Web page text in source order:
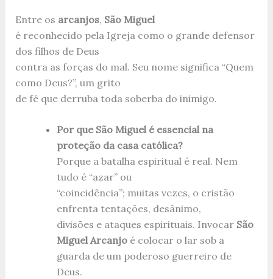
Entre os arcanjos, São Miguel
é reconhecido pela Igreja como o grande defensor
dos filhos de Deus
contra as forças do mal. Seu nome significa “Quem
como Deus?”, um grito
de fé que derruba toda soberba do inimigo.
Por que São Miguel é essencial na
proteção da casa católica?
Porque a batalha espiritual é real. Nem
tudo é “azar” ou
“coincidência”; muitas vezes, o cristão
enfrenta tentações, desânimo,
divisões e ataques espirituais. Invocar São
Miguel Arcanjoé colocar o lar sob a
guarda de um poderoso guerreiro de
Deus.